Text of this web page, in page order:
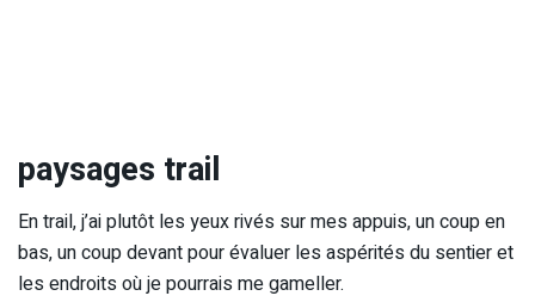
paysages trail
En trail, j’ai plutôt les yeux rivés sur mes appuis, un coup en
bas, un coup devant pour évaluer les aspérités du sentier et
les endroits où je pourrais me gameller.